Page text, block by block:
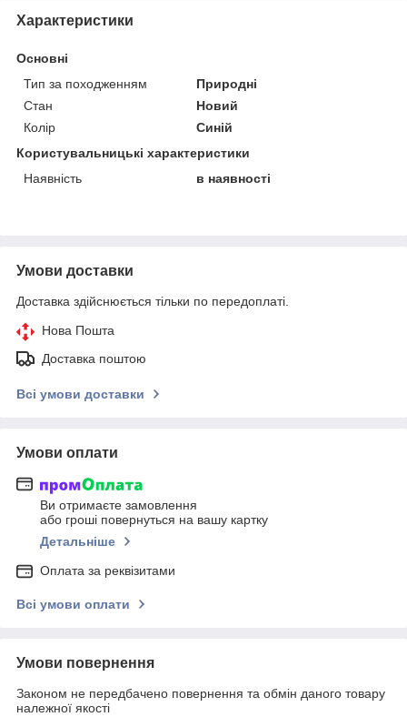
Характеристики
Основні
Тип за походженням
Природні
Стан
Новий
Колір
Синій
Користувальницькі характеристики
Наявність
в наявності
Умови доставки
Доставка здійснюється тільки по передоплаті.
Нова Пошта
Доставка поштою
Всі умови доставки
Умови оплати
Ви отримаєте замовлення
або гроші повернуться на вашу картку
Детальніше
Оплата за реквізитами
Всі умови оплати
Умови повернення
Законом не передбачено повернення та обмін даного товару
належної якості